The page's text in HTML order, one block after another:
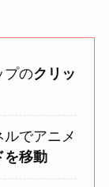
プのクリッ
でアニメ
を移動